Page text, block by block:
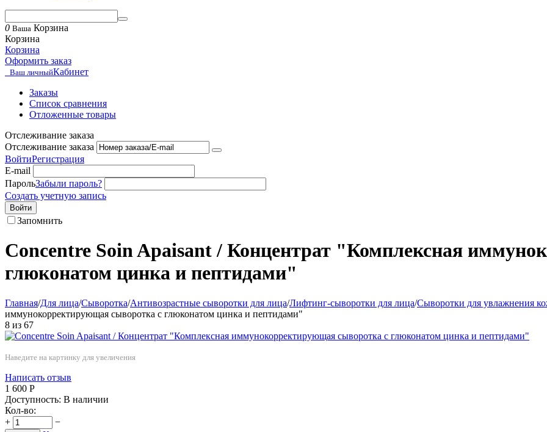
0 Ваша Корзина
Корзина
Корзина
Оформить заказ
Ваш личныйКабинет
Заказы
Список сравнения
Отложенные товары
Отслеживание заказа
Отслеживание заказа
ВойтиРегистрация
E-mail
ПарольЗабыли пароль?
Создать учетную запись
Войти
Запомнить
Concentre Soin Apaisant / Концентрат "Комплексная
глюконатом цинка и пептидами"
Главная/Для лица/Сыворотка/Антивозрастные сыворотки для лица/Лифтинг-сыворотки для лица/Сыворотки для увлажнения
иммунокорректирующая сыворотка c глюконатом цинка и пептидами"
8 из 67
Наведите на картинку для увеличения
Написать отзыв
1 600 Р
Доступность: В наличии
Кол-во:
+
−